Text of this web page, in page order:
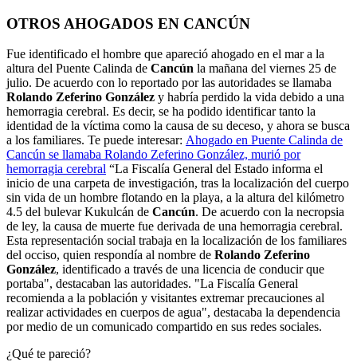
OTROS AHOGADOS EN CANCÚN
Fue identificado el hombre que apareció ahogado en el mar a la
altura del Puente Calinda de Cancún la mañana del viernes 25 de
julio. De acuerdo con lo reportado por las autoridades se llamaba
Rolando Zeferino González y habría perdido la vida debido a una
hemorragia cerebral. Es decir, se ha podido identificar tanto la
identidad de la víctima como la causa de su deceso, y ahora se busca
a los familiares. Te puede interesar: Ahogado en Puente Calinda de
Cancún se llamaba Rolando Zeferino González, murió por
hemorragia cerebral “La Fiscalía General del Estado informa el
inicio de una carpeta de investigación, tras la localización del cuerpo
sin vida de un hombre flotando en la playa, a la altura del kilómetro
4.5 del bulevar Kukulcán de Cancún. De acuerdo con la necropsia
de ley, la causa de muerte fue derivada de una hemorragia cerebral.
Esta representación social trabaja en la localización de los familiares
del occiso, quien respondía al nombre de Rolando Zeferino
González, identificado a través de una licencia de conducir que
portaba", destacaban las autoridades. "La Fiscalía General
recomienda a la población y visitantes extremar precauciones al
realizar actividades en cuerpos de agua", destacaba la dependencia
por medio de un comunicado compartido en sus redes sociales.
¿Qué te pareció?